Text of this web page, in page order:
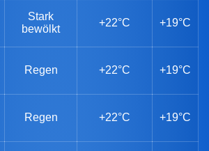
Stark
bewölkt
+22°C +19°C
Regen +22°C +19°C
Regen +22°C +19°C